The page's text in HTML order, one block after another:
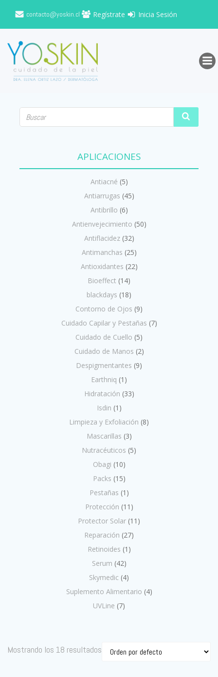
al
contacto@yoskin.cl Regístrate Inicia Sesión
APLICACIONES
Antiacné (5)
Antiarrugas (45)
Antibrillo (6)
Antienvejecimiento (50)
Antiflacidez (32)
Antimanchas (25)
Antioxidantes (22)
Bioeffect (14)
blackdays (18)
Contorno de Ojos (9)
Cuidado Capilar y Pestañas (7)
Cuidado de Cuello (5)
Cuidado de Manos (2)
Despigmentantes (9)
Earthniq (1)
Hidratación (33)
Isdin (1)
Limpieza y Exfoliación (8)
Mascarillas (3)
Nutracéuticos (5)
Obagi (10)
Packs (15)
Pestañas (1)
Protección (11)
Protector Solar (11)
Reparación (27)
Retinoides (1)
Serum (42)
Skymedic (4)
Suplemento Alimentario (4)
UVLine (7)
Mostrando los 18 resultados